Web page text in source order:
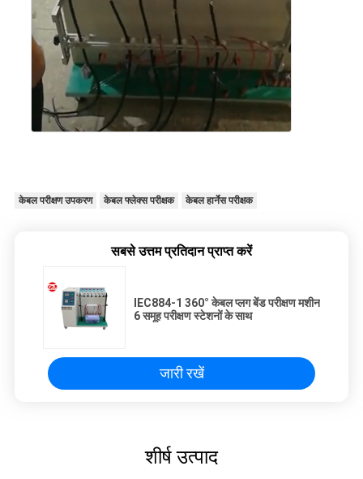
केबल परीक्षण उपकरण केबल फ्लेक्स परीक्षक केबल हार्नेस परीक्षक
सबसे उत्तम प्रतिदान प्राप्त करें
IEC884-1 360° केबल प्लग बेंड परीक्षण मशीन
6 समूह परीक्षण स्टेशनों के साथ
जारी रखें
शीर्ष उत्पाद